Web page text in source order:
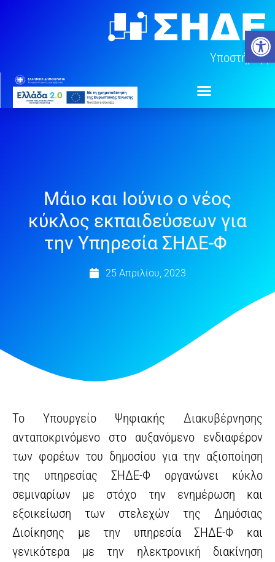
Υποστήριξη
Μάιο και Ιούνιο ο νέος
κύκλος εκπαιδεύσεων για
την Υπηρεσία ΣΗΔΕ-Φ
25 Απριλίου, 2023
Το Υπουργείο Ψηφιακής Διακυβέρνησης
ανταποκρινόμενο στο αυξανόμενο ενδιαφέρον
των φορέων του δημοσίου για την αξιοποίηση
της υπηρεσίας ΣΗΔΕ-Φ οργανώνει κύκλο
σεμιναρίων με στόχο την ενημέρωση και
εξοικείωση των στελεχών της Δημόσιας
Διοίκησης με την υπηρεσία ΣΗΔΕ-Φ και
γενικότερα με την ηλεκτρονική διακίνηση